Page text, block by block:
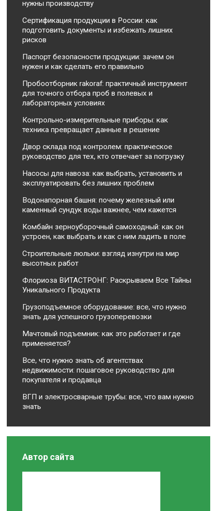
нужны производству
Сертификация продукции в России: как
подготовить документы и избежать лишних
рисков
Паспорт безопасности продукции: зачем он
нужен и как сделать его правильно
Пробоотборник rakoraf: практичный инструмент
для точного отбора проб в полевых и
лабораторных условиях
Контрольно-измерительные приборы: как
техника превращает данные в решение
Двор склада под контролем: практическое
руководство для тех, кто отвечает за погрузку
Насосы для навоза: как выбрать, установить и
эксплуатировать без лишних проблем
Водонапорная башня: почему железный или
каменный сундук воды важнее, чем кажется
Комбайн зерноуборочный самоходный: как он
устроен, как выбрать и как с ним ладить в поле
Строительные люльки: взгляд изнутри на мир
высотных работ
Флориоза ВИТАСТРОНГ: Раскрываем Все Тайны
Уникального Продукта
Грузоподъемное оборудование: все, что нужно
знать для успешного грузоперевозки
Мачтовый подъемник: как это работает и где
применяется?
Все, что нужно знать об агентствах
недвижимости: пошаговое руководство для
покупателя и продавца
ВГП и электросварные трубы: все, что вам нужно
знать
Автор сайта